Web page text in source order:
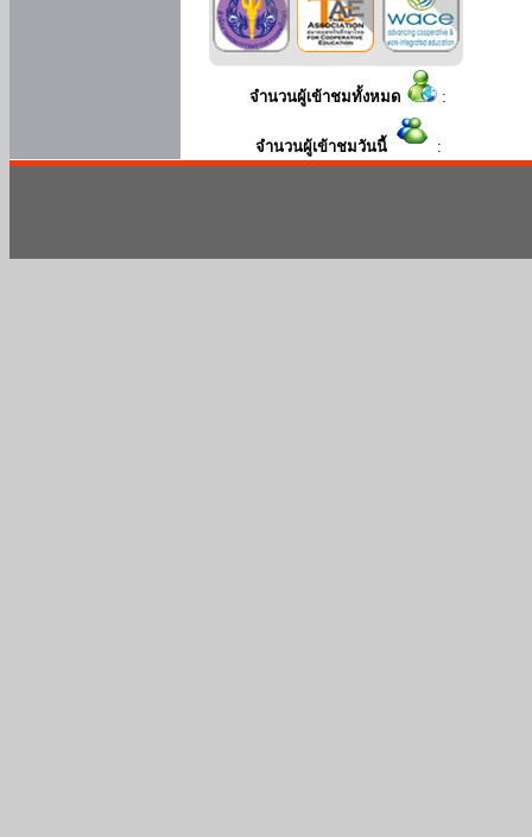
จำนวนผู้เข้าชมทั้งหมด :
จำนวนผู้เข้าชมวันนี้ :